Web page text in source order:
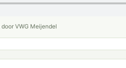
door VWG Meijendel